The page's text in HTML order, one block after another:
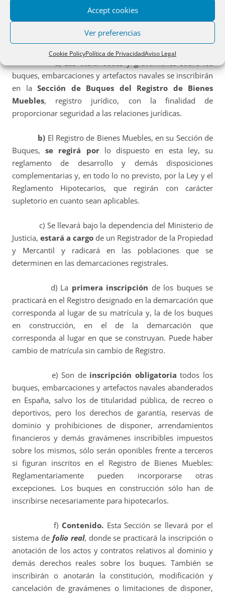
Accept cookies
Ver preferencias
Cookie PolicyPolítica de PrivacidadAviso Legal
a) Las titularidades y gravámenes sobre los
buques, embarcaciones y artefactos navales se inscribirán
en la Sección de Buques del Registro de Bienes
Muebles, registro jurídico, con la finalidad de
proporcionar seguridad a las relaciones jurídicas.
b) El Registro de Bienes Muebles, en su Sección de
Buques,se regirá porlo dispuesto en esta ley, su
reglamento de desarrollo y demás disposiciones
complementarias y, en todo lo no previsto, por la Ley y el
Reglamento Hipotecarios, que regirán con carácter
supletorio en cuanto sean aplicables.
c) Se llevará bajo la dependencia del Ministerio de
Justicia, estará a cargo de un Registrador de la Propiedad
y Mercantil y radicará en las poblaciones que se
determinen en las demarcaciones registrales.
d) La primera inscripción de los buques se
practicará en el Registro designado en la demarcación que
corresponda al lugar de su matrícula y, la de los buques
en construcción, en el de la demarcación que
corresponda al lugar en que se construyan. Puede haber
cambio de matrícula sin cambio de Registro.
e) Son de inscripción obligatoria todos los
buques, embarcaciones y artefactos navales abanderados
en España, salvo los de titularidad pública, de recreo o
deportivos, pero los derechos de garantía, reservas de
dominio y prohibiciones de disponer, arrendamientos
financieros y demás gravámenes inscribibles impuestos
sobre los mismos, sólo serán oponibles frente a terceros
si figuran inscritos en el Registro de Bienes Muebles:
Reglamentariamente pueden incorporarse otras
excepciones. Los buques en construcción sólo han de
inscribirse necesariamente para hipotecarlos.
f) Contenido.Esta Sección se llevará por el
sistema de folio real, donde se practicará la inscripción o
anotación de los actos y contratos relativos al dominio y
demás derechos reales sobre los buques. También se
inscribirán o anotarán la constitución, modificación y
cancelación de gravámenes o limitaciones de disponer,